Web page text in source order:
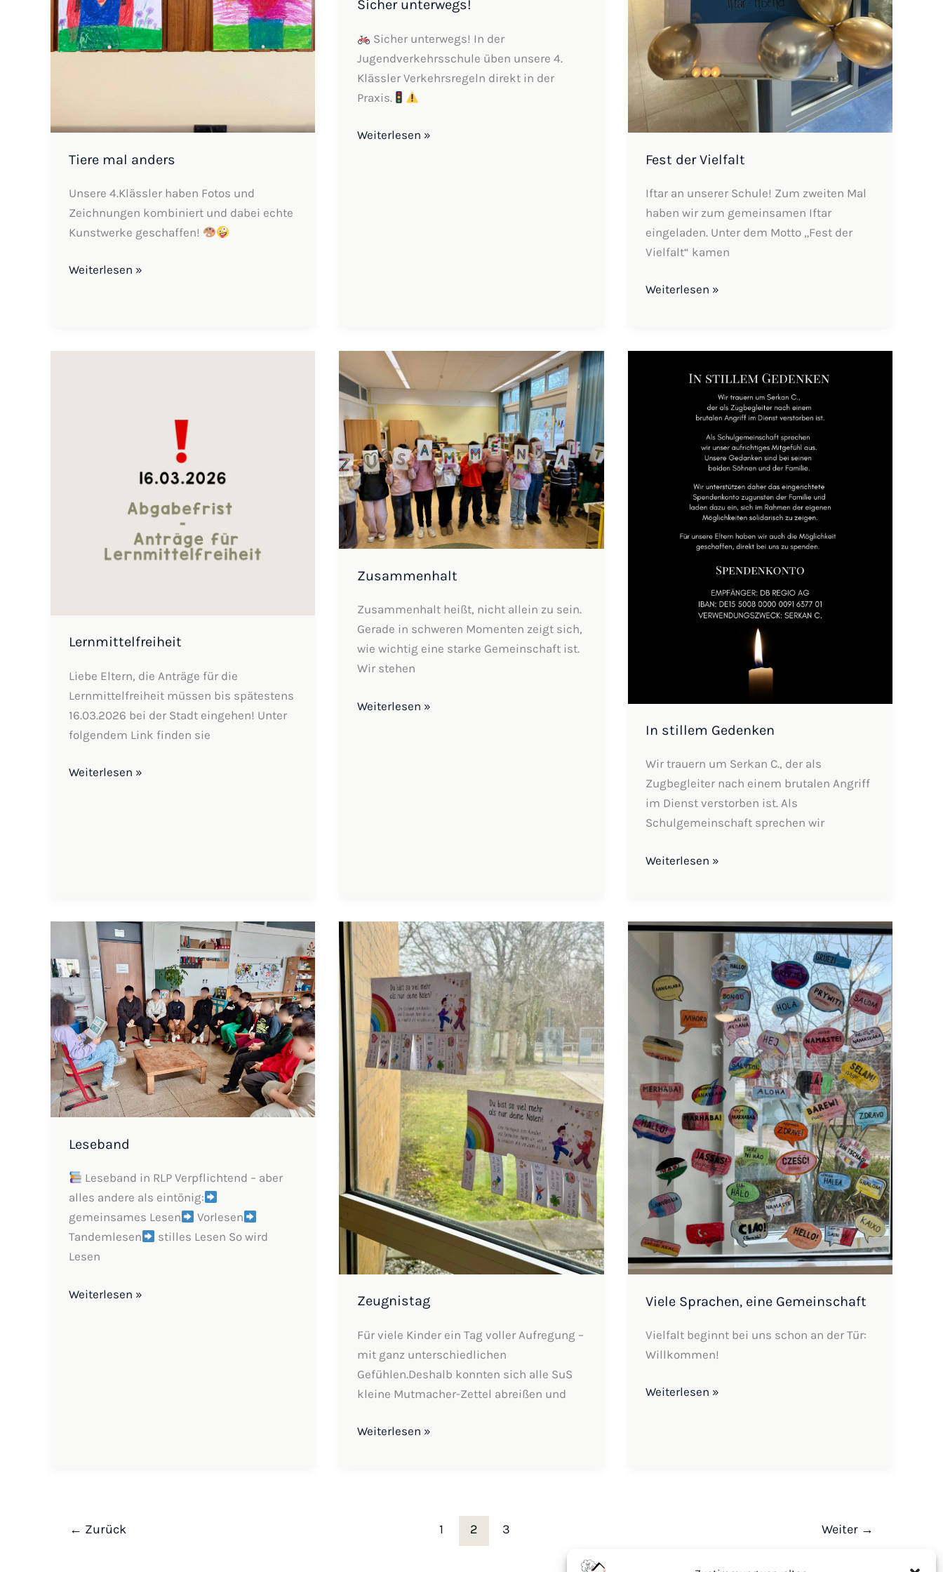
Tiere mal anders
Unsere 4.Klässler haben Fotos und
Zeichnungen kombiniert und dabei echte
Kunstwerke geschaffen!
Weiterlesen »
Sicher unterwegs!
Sicher unterwegs! In der
Jugendverkehrsschule üben unsere 4.
Klässler Verkehrsregeln direkt in der
Praxis.
Weiterlesen »
Fest der Vielfalt
Iftar an unserer Schule! Zum zweiten Mal
haben wir zum gemeinsamen Iftar
eingeladen. Unter dem Motto „Fest der
Vielfalt“ kamen
Weiterlesen »
Lernmittelfreiheit
Liebe Eltern, die Anträge für die
Lernmittelfreiheit müssen bis spätestens
16.03.2026 bei der Stadt eingehen! Unter
folgendem Link finden sie
Weiterlesen »
Zusammenhalt
Zusammenhalt heißt, nicht allein zu sein.
Gerade in schweren Momenten zeigt sich,
wie wichtig eine starke Gemeinschaft ist.
Wir stehen
Zusammenhalt
Weiterlesen »
In stillem Gedenken
Wir trauern um Serkan C., der als
Zugbegleiter nach einem brutalen Angriff
im Dienst verstorben ist. Als
Schulgemeinschaft sprechen wir
Weiterlesen »
Leseband
Leseband in RLP Verpflichtend – aber
alles andere als eintönig:
gemeinsames Lesen
Vorlesen
Tandemlesen
stilles Lesen So wird
Lesen
Leseband
Weiterlesen » Zeugnistag
Für viele Kinder ein Tag voller Aufregung –
mit ganz unterschiedlichen
Gefühlen.Deshalb konnten sich alle SuS
kleine Mutmacher-Zettel abreißen und
Zeugnistag
Weiterlesen »
Viele Sprachen, eine Gemeinschaft
Vielfalt beginnt bei uns schon an der Tür:
Willkommen!
Viele
Gemeinschaft
Weiterlesen »
← Zurück 1 2 3 Weiter →